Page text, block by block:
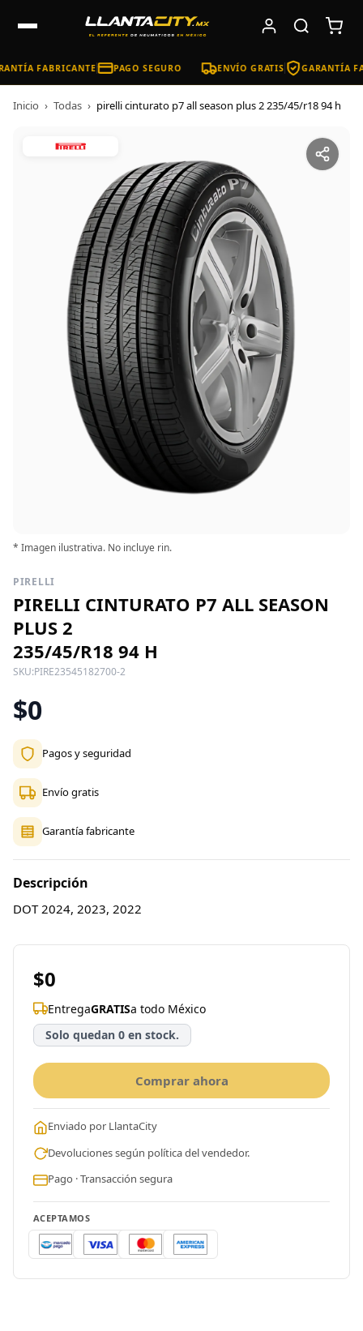
FABRICANTE PAGO SEGURO ENVÍO GRATIS GARANTÍA
Inicio › Todas › pirelli cinturato p7 all season plus 2 235/45/r18 94 h
* Imagen ilustrativa. No incluye rin.
PIRELLI
PIRELLI CINTURATO P7 ALL SEASON
PLUS 2
235/45/R18 94 H
SKU:PIRE23545182700-2
$0
Pagos y seguridad
Envío gratis
Garantía fabricante
Descripción
DOT 2024, 2023, 2022
$0
EntregaGRATISa todo México
Solo quedan 0 en stock.
Comprar ahora
Enviado por LlantaCity
Devoluciones según política del vendedor.
Pago · Transacción segura
ACEPTAMOS